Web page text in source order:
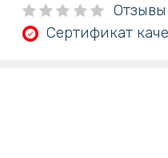
Отзывы
Сертификат